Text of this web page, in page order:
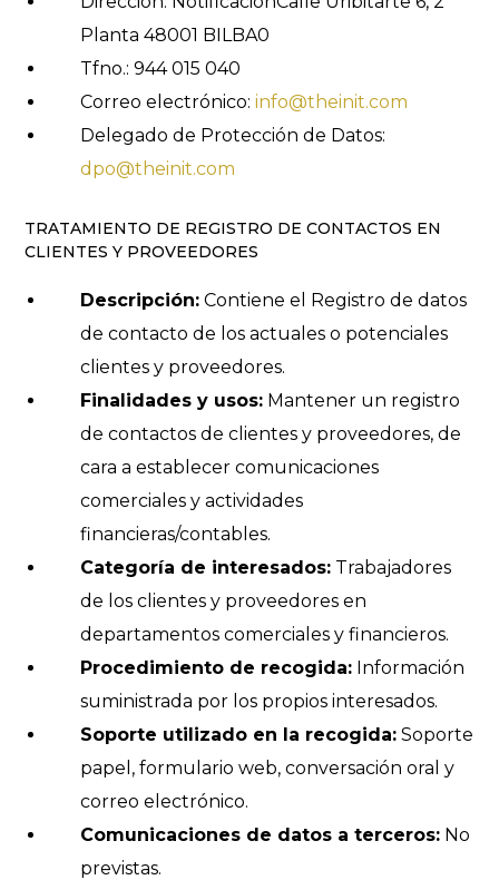
Planta 48001 BILBA0
Tfno.: 944 015 040
Correo electrónico:info@theinit.com
Delegado de Protección de Datos:
dpo@theinit.com
TRATAMIENTO DE REGISTRO DE CONTACTOS EN
CLIENTES Y PROVEEDORES
Descripción: Contiene el Registro de datos
de contacto de los actuales o potenciales
clientes y proveedores.
Finalidades y usos: Mantener un registro
de contactos de clientes y proveedores, de
cara a establecer comunicaciones
comerciales y actividades
financieras/contables.
Categoría de interesados: Trabajadores
de los clientes y proveedores en
departamentos comerciales y financieros.
Procedimiento de recogida: Información
suministrada por los propios interesados.
Soporte utilizado en la recogida: Soporte
papel, formulario web, conversación oral y
correo electrónico.
Comunicaciones de datos a terceros: No
previstas.